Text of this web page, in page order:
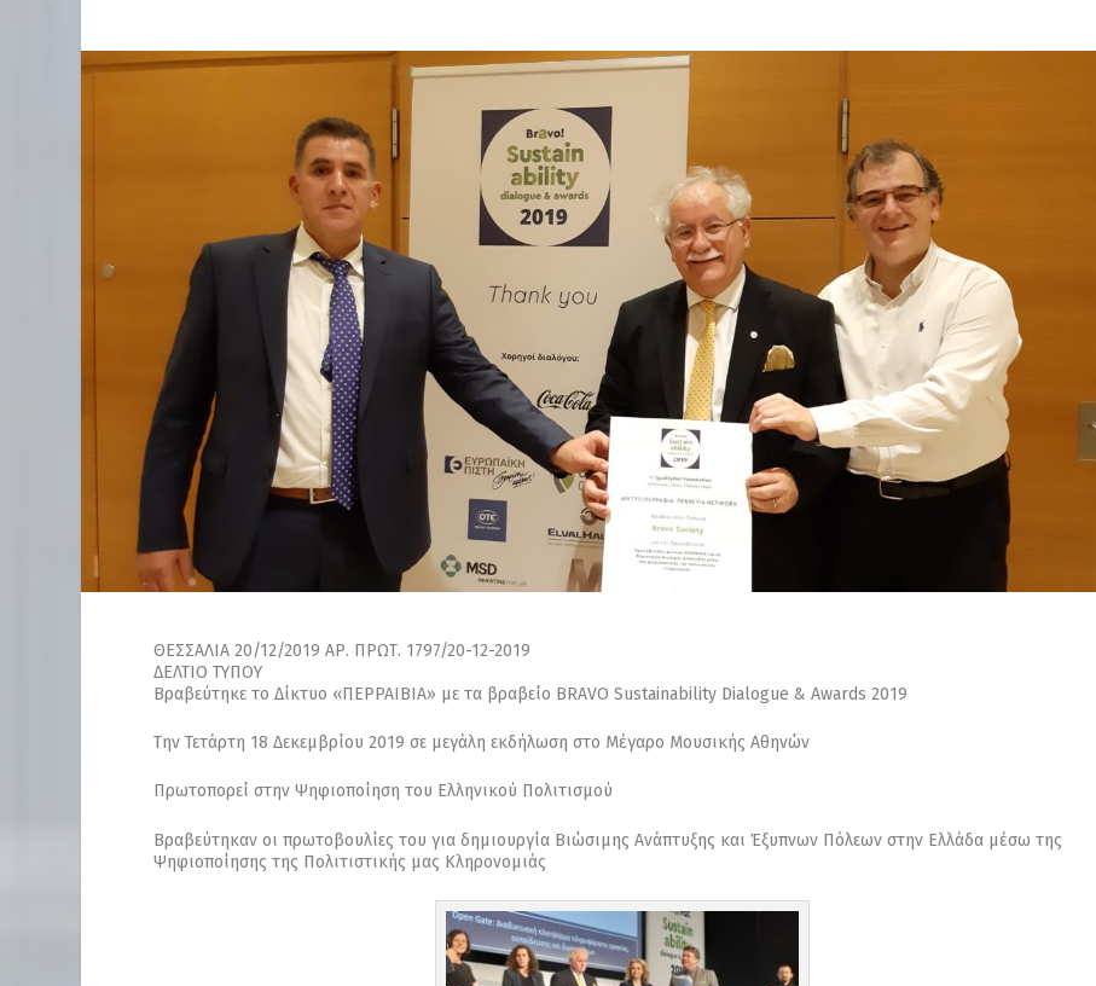
ΘΕΣΣΑΛΙΑ 20/12/2019 ΑΡ. ΠΡΩΤ. 1797/20-12-2019
ΔΕΛΤΙΟ ΤΥΠΟΥ
Βραβεύτηκε το Δίκτυο «ΠΕΡΡΑΙΒΙΑ» με τα βραβείο BRAVO Sustainability Dialogue & Awards 2019
Την Τετάρτη 18 Δεκεμβρίου 2019 σε μεγάλη εκδήλωση στο Μέγαρο Μουσικής Αθηνών
Πρωτοπορεί στην Ψηφιοποίηση του Ελληνικού Πολιτισμού
Βραβεύτηκαν οι πρωτοβουλίες του για δημιουργία Βιώσιμης Ανάπτυξης και Έξυπνων Πόλεων στην Ελλάδα μέσω της
Ψηφιοποίησης της Πολιτιστικής μας Κληρονομιάς